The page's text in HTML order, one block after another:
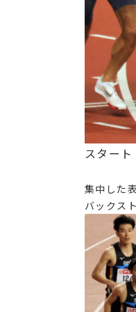
スタート
集中した
バックス